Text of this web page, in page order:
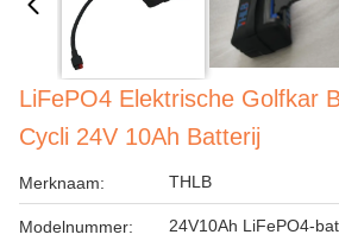
LiFePO4 Elektrische Golfkar
Cycli 24V 10Ah Batterij
Merknaam: THLB
Modelnummer: 24V10Ah LiFePO4-